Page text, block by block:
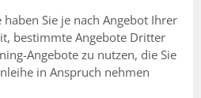
Sie je nach Angebot Ihrer
bestimmte Angebote Dritter
Angebote zu nutzen, die Sie
in Anspruch nehmen